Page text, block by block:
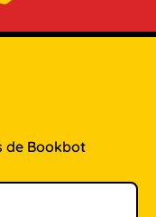
de Bookbot